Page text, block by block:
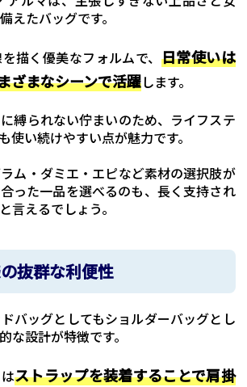
えたバッグです。
描く優美なフォルムで、 日常使いは
ざまなシーンで活躍します。
縛られない佇まいのため、ライフステ
使い続けやすい点が魅力です。
ム・ダミエ・エピなど素材の選択肢が
った一品を選べるのも、長く支持され
言えるでしょう。
抜群な利便性
バッグとしてもショルダーバッグとし
な設計が特徴です。
ストラップを装着することで肩掛